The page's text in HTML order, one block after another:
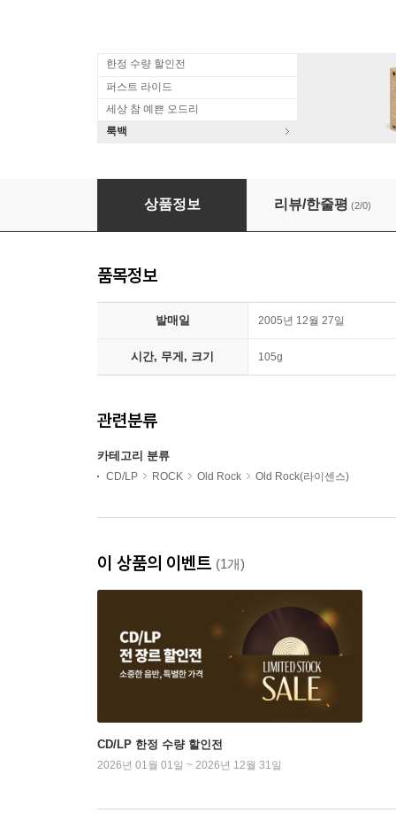
한정 수량 할인전
퍼스트 라이드
세상 참 예쁜 오드리
룩백
Queen - A Night At The Opera (30th
상품정보 리뷰/한줄평 (2/0)
품목정보
발매일 2005년 12월 27일
시간, 무게, 크기 105g
관련분류
카테고리 분류
CD/LP ROCK Old Rock Old Rock(라이센스)
이 상품의 이벤트 (1개)
CD/LP 한정 수량 할인전
2026년 01월 01일 ~ 2026년 12월 31일